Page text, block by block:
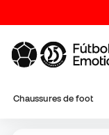
Chaussures de foot